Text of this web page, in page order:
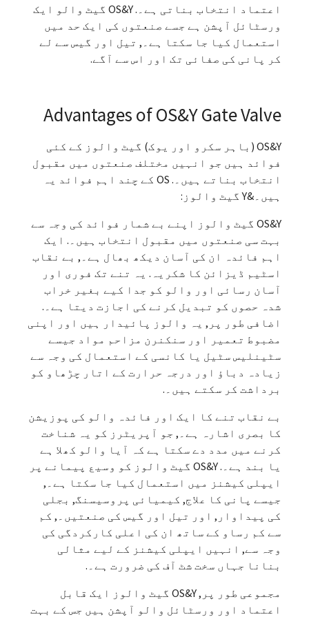
اعتماد انتخاب بناتی ہے۔. OS&Y گیٹ والو ایک
ورسٹائل آپشن ہے جسے صنعتوں کی ایک حد میں
استعمال کیا جا سکتا ہے۔, تیل اور گیس سے لے
کر پانی کی صفائی تک اور اس سے آگے.
Advantages of OS&Y Gate Valve
OS&Y (باہر سکرو اور یوک) گیٹ والوز کے کئی
فوائد ہیں جو انہیں مختلف صنعتوں میں مقبول
انتخاب بناتے ہیں۔. OS کے چند اہم فوائد یہ
ہیں۔&Y گیٹ والوز:
OS&Y گیٹ والوز اپنے بے شمار فوائد کی وجہ سے
بہت سی صنعتوں میں مقبول انتخاب ہیں۔. ایک
اہم فائدہ ان کی آسان دیکھ بھال ہے۔, بے نقاب
اسٹیم ڈیزائن کا شکریہ. یہ تنے تک فوری اور
آسان رسائی اور والو کو جدا کیے بغیر خراب
شدہ حصوں کو تبدیل کرنے کی اجازت دیتا ہے۔.
اضافی طور پر, یہ والوز پائیدار ہیں اور اپنی
مضبوط تعمیر اور سنکنرن مزاحم مواد جیسے
سٹینلیس سٹیل یا کانسی کے استعمال کی وجہ سے
زیادہ دباؤ اور درجہ حرارت کے اتار چڑھاو کو
برداشت کر سکتے ہیں۔.
بے نقاب تنے کا ایک اور فائدہ والو کی پوزیشن
کا بصری اشارہ ہے۔, جو آپریٹرز کو یہ شناخت
کرنے میں مدد دے سکتا ہے کہ آیا والو کھلا ہے
یا بند ہے۔. OS&Y گیٹ والوز کو وسیع پیمانے پر
ایپلی کیشنز میں استعمال کیا جا سکتا ہے۔,
جیسے پانی کا علاج, کیمیائی پروسیسنگ, بجلی
کی پیداوار, اور تیل اور گیس کی صنعتیں۔, کم
سے کم رساو کے ساتھ ان کی اعلی کارکردگی کی
وجہ سے, انہیں ایپلی کیشنز کے لیے مثالی
بنانا جہاں سخت شٹ آف کی ضرورت ہے۔.
مجموعی طور پر, OS&Y گیٹ والوز ایک قابل
اعتماد اور ورسٹائل والو آپشن ہیں جس کے بہت